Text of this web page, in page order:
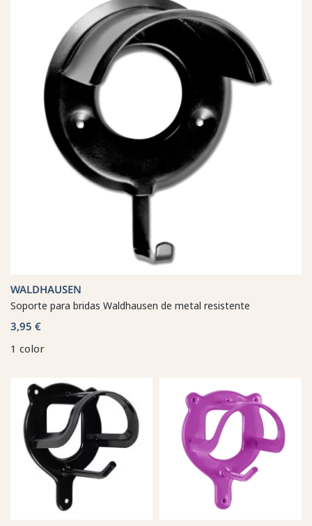
WALDHAUSEN
Soporte para bridas Waldhausen de metal resistente
3,95 €
1 color